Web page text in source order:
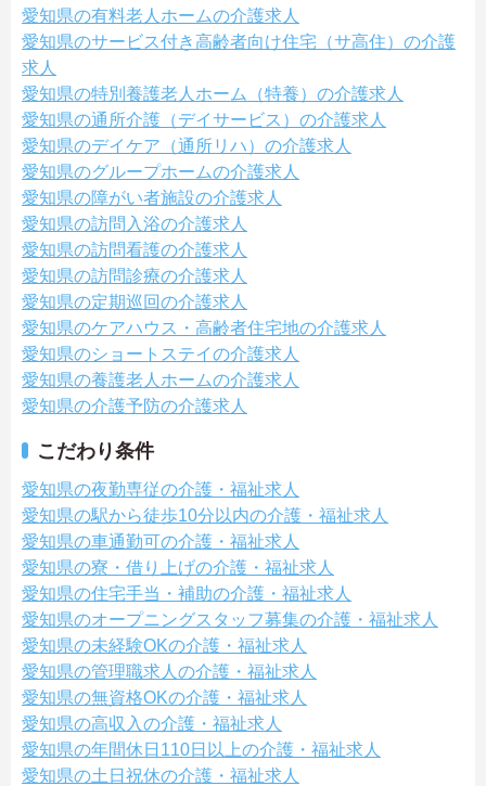
愛知県の有料老人ホームの介護求人
愛知県のサービス付き高齢者向け住宅（サ高住）の介護
求人
愛知県の特別養護老人ホーム（特養）の介護求人
愛知県の通所介護（デイサービス）の介護求人
愛知県のデイケア（通所リハ）の介護求人
愛知県のグループホームの介護求人
愛知県の障がい者施設の介護求人
愛知県の訪問入浴の介護求人
愛知県の訪問看護の介護求人
愛知県の訪問診療の介護求人
愛知県の定期巡回の介護求人
愛知県のケアハウス・高齢者住宅地の介護求人
愛知県のショートステイの介護求人
愛知県の養護老人ホームの介護求人
愛知県の介護予防の介護求人
こだわり条件
愛知県の夜勤専従の介護・福祉求人
愛知県の駅から徒歩10分以内の介護・福祉求人
愛知県の車通勤可の介護・福祉求人
愛知県の寮・借り上げの介護・福祉求人
愛知県の住宅手当・補助の介護・福祉求人
愛知県のオープニングスタッフ募集の介護・福祉求人
愛知県の未経験OKの介護・福祉求人
愛知県の管理職求人の介護・福祉求人
愛知県の無資格OKの介護・福祉求人
愛知県の高収入の介護・福祉求人
愛知県の年間休日110日以上の介護・福祉求人
愛知県の土日祝休の介護・福祉求人